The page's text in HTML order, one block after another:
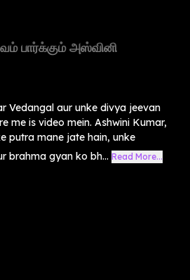
பார்க்கும் அஸ்வினி
Vedangal aur unke divya jeevan
me is video mein. Ashwini Kumar,
putra mane jate hain, unke
brahma gyan ko bh... Read More...